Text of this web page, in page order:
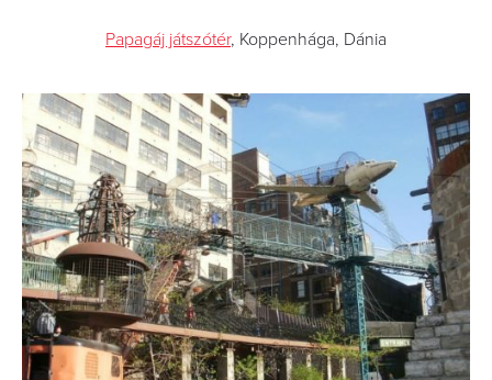
Papagáj játszótér, Koppenhága, Dánia